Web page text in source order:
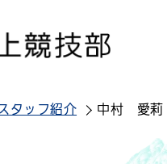
タッフ紹介 中村 愛莉